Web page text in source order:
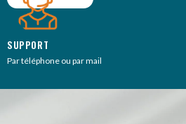
SUPPORT
Par téléphone ou par mail